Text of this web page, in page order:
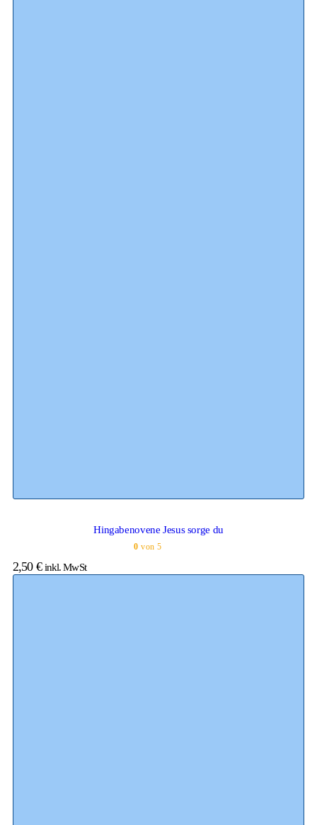
Hingabenovene Jesus sorge du
0 von 5
2,50 € inkl. MwSt